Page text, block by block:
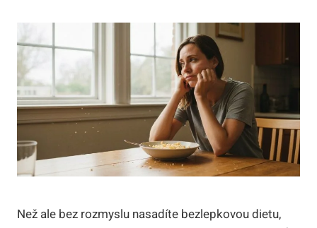
Než ale bez rozmyslu nasadíte bezlepkovou dietu,